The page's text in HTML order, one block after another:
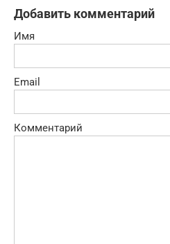
Добавить комментарий
Имя
Email
Комментарий